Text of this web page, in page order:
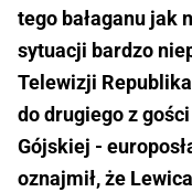
tego bałaganu jak
sytuacji bardzo
Telewizji
do drugiego z
Gójskiej -
oznajmił, że